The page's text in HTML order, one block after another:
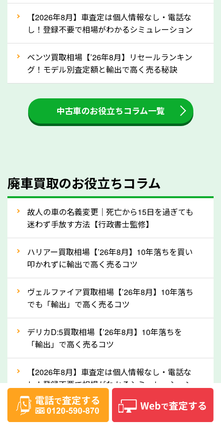
な車は早めに廃車手続きをしたほうが良いでしょう。
③自動車税の還付金の扱いについて確認し
ましょう！
車を廃車にすると、自動車税の還付金を受け取ること
ができる場合があります。廃車買取業者の中には、還
付金をお客様に返還しない業者もあります。廃車査定
をする際には、自動車税の還付金の返還があるかどう
かを確認するようにしてください。神奈川県のソコカ
人気の車種は廃車の状態でも、高価買取が可能です。
産車は高く買取が可能です。「廃車＝買取できない」
ラ」なら廃車の車も適正価格で買取できます。他社で
買取拒否となった車も価格がつく可能性があるので、
諦めずに神奈川県の「ソコカラ」にご相談ください。
古い車でも高価買取が可能なケースは珍しくないた
め、まずはWebで簡単にできる無料査定をお試しく
に「買取実績」で確認できます。
⑤車内の簡単な清掃で買取価格アップも！
しばらく乗っていない車は、車内のシートや座席の下
が汚れていることも多いです。シミや汚れが付着して
いると、買取査定時に影響する可能性も考えられま
す。車内の汚れは簡単な清掃だけで取り除けることも
【2026年8月】車査定は個人情報なし・電話な
し！登録不要で相場がわかるシミュレーション
ベンツ買取相場【’26年8月】リセールランキン
グ！モデル別査定額と輸出で高く売る秘訣
中古車のお役立ちコラム一覧
廃車買取のお役立ちコラム
故人の車の名義変更｜死亡から15日を過ぎても
迷わず手放す方法【行政書士監修】
ハリアー買取相場【’26年8月】10年落ちを買い
叩かれずに輸出で高く売るコツ
ヴェルファイア買取相場【’26年8月】10年落ち
でも「輸出」で高く売るコツ
デリカD:5買取相場【’26年8月】10年落ちを
「輸出」で高く売るコツ
【2026年8月】車査定は個人情報なし・電話な
し！登録不要で相場がわかるシミュレーション
ベンツ買取相場【’26年8月】リセールランキン
グ！モデル別査定額と輸出で高く売る秘訣